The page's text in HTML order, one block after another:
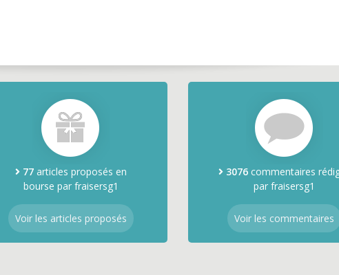
77articles proposés en
bourse par fraisersg1
Voir les articles proposés
3076commentaires
par fraisersg1
Voir les commentaires